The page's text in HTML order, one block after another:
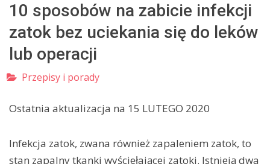
10 sposobów na zabicie infekcji
zatok bez uciekania się do leków
lub operacji
Przepisy i porady
Ostatnia aktualizacja na 15 LUTEGO 2020
Infekcja zatok, zwana również zapaleniem zatok, to
stan zapalny tkanki wyściełającej zatoki. Istnieją dwa